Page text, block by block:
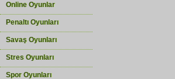
Online Oyunlar
Penaltı Oyunları
Savaş Oyunları
Stres Oyunları
Spor Oyunları